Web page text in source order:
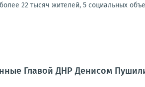
22 тысяч жителей, 5 социальных
Главой ДНР Денисом